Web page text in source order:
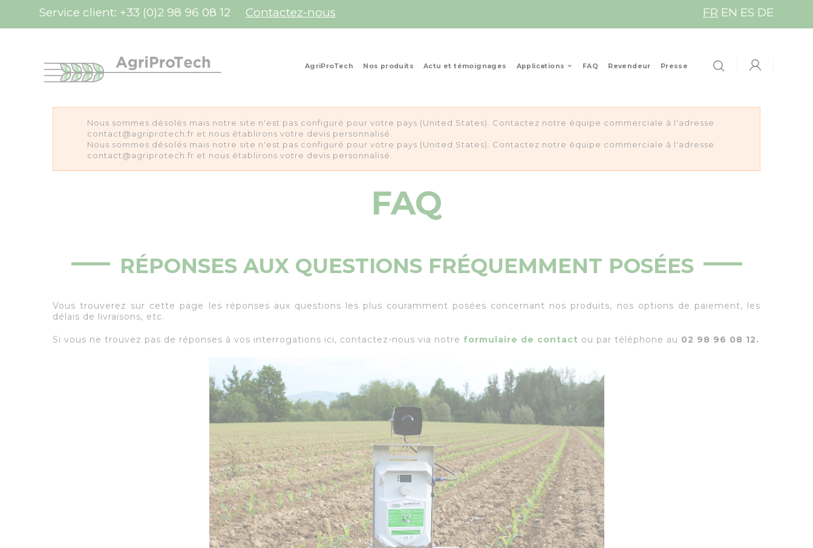
Service client: +33 (0)2 98 96 08 12 Contactez-nous FR EN ES DE
AgriProTech Nos produits Actu et témoignages Applications FAQ Revendeur Presse
Nous sommes désolés mais notre site n'est pas configuré pour votre pays (United States). Contactez notre équipe commerciale à l'adresse
contact@agriprotech.fr et nous établirons votre devis personnalisé.
Nous sommes désolés mais notre site n'est pas configuré pour votre pays (United States). Contactez notre équipe commerciale à l'adresse
contact@agriprotech.fr et nous établirons votre devis personnalisé.
FAQ
RÉPONSES AUX QUESTIONS FRÉQUEMMENT POSÉES
Vous trouverez sur cette page les réponses aux questions les plus couramment posées concernant nos produits, nos options de paiement, les
délais de livraisons, etc.
Si vous ne trouvez pas de réponses à vos interrogations ici, contactez-nous via notre formulaire de contact ou par téléphone au 02 98 96 08 12.
Panneau de gestion des cookies